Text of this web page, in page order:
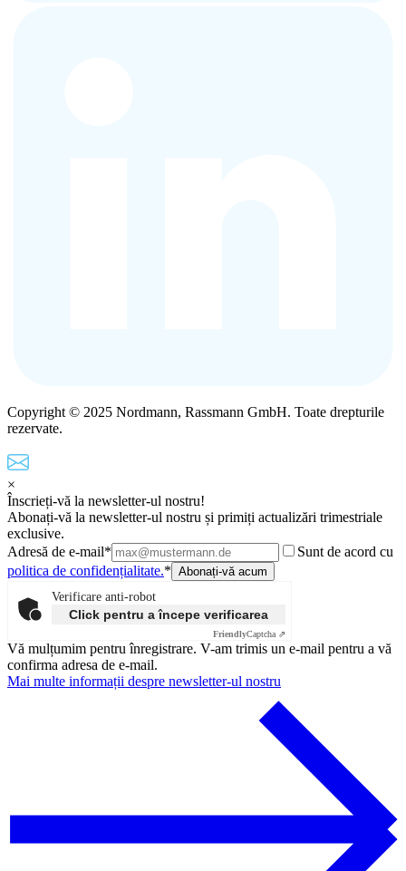
Copyright © 2025 Nordmann, Rassmann GmbH. Toate drepturile
rezervate.
×
Înscrieți-vă la newsletter-ul nostru!
Abonați-vă la newsletter-ul nostru și primiți actualizări trimestriale
exclusive.
Adresă de e-mail*
Sunt de acord cu
politica de confidențialitate.*
Verificare anti-robot
Click pentru a începe verificarea
FriendlyCaptcha ⇗
Vă mulțumim pentru înregistrare. V-am trimis un e-mail pentru a vă
confirma adresa de e-mail.
Mai multe informații despre newsletter-ul nostru